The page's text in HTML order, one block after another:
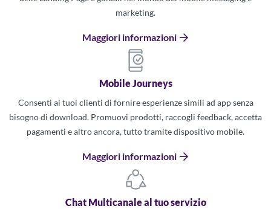
marketing.
Maggiori informazioni
Mobile Journeys
Consenti ai tuoi clienti di fornire esperienze simili ad app senza
bisogno di download. Promuovi prodotti, raccogli feedback, accetta
pagamenti e altro ancora, tutto tramite dispositivo mobile.
Maggiori informazioni
Chat Multicanale al tuo servizio